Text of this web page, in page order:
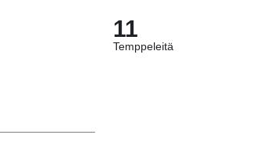
11
Temppeleitä